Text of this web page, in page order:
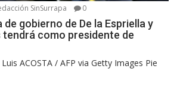
SinSurrapa 0
de gobierno de De la Espriella y
como presidente de
ACOSTA / AFP via Getty Images Pie